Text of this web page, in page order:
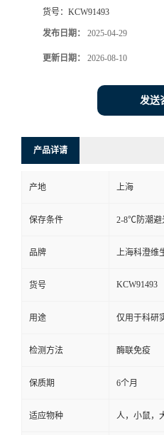
货号： KCW91493
发布日期： 2025-04-29
更新日期： 2026-08-10
发送
产品详请
产地 上海
保存条件 2-8℃防潮避
品牌 上海科澄维
货号 KCW91493
用途 仅用于科研
检测方法 酶联免疫
保质期 6个月
适应物种 人，小鼠，